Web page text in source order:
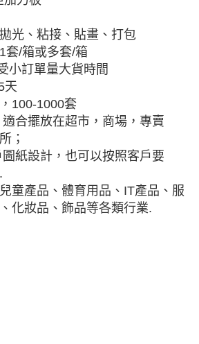
光、粘接、貼畫、打包
套/箱或多套/箱
小訂單量大貨時間
天
100-1000套
合擺放在超市，商場，專賣
；
紙設計，也可以按照客戶要
童產品、體育用品、IT產品、服
化妝品、飾品等各類行業.